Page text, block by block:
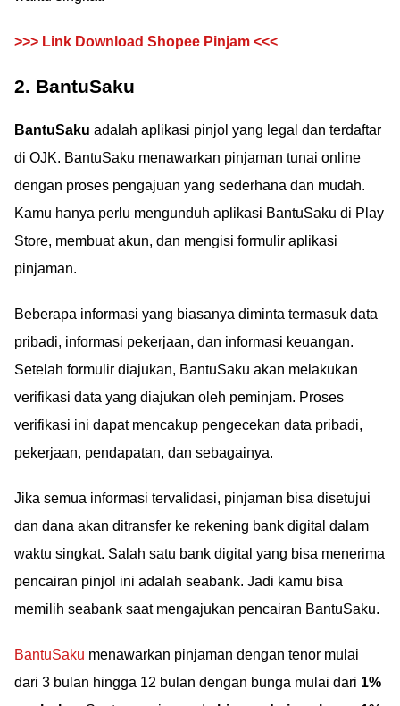
>>> Link Download Shopee Pinjam <<<
2. BantuSaku
BantuSaku adalah aplikasi pinjol yang legal dan terdaftar
di OJK. BantuSaku menawarkan pinjaman tunai online
dengan proses pengajuan yang sederhana dan mudah.
Kamu hanya perlu mengunduh aplikasi BantuSaku di Play
Store, membuat akun, dan mengisi formulir aplikasi
pinjaman.
Beberapa informasi yang biasanya diminta termasuk data
pribadi, informasi pekerjaan, dan informasi keuangan.
Setelah formulir diajukan, BantuSaku akan melakukan
verifikasi data yang diajukan oleh peminjam. Proses
verifikasi ini dapat mencakup pengecekan data pribadi,
pekerjaan, pendapatan, dan sebagainya.
Jika semua informasi tervalidasi, pinjaman bisa disetujui
dan dana akan ditransfer ke rekening bank digital dalam
waktu singkat. Salah satu bank digital yang bisa menerima
pencairan pinjol ini adalah seabank. Jadi kamu bisa
memilih seabank saat mengajukan pencairan BantuSaku.
BantuSaku menawarkan pinjaman dengan tenor mulai
dari 3 bulan hingga 12 bulan dengan bunga mulai dari 1%